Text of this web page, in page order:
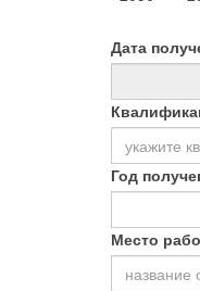
Дата
Год
Место